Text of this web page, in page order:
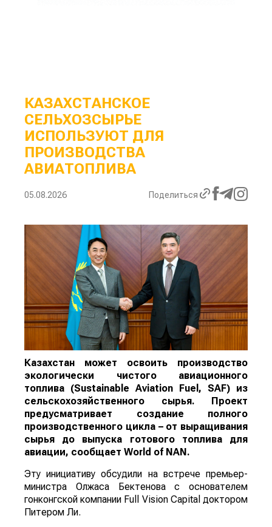
КАЗАХСТАНСКОЕ
СЕЛЬХОЗСЫРЬЕ
ИСПОЛЬЗУЮТ ДЛЯ
ПРОИЗВОДСТВА
АВИАТОПЛИВА
05.08.2026 Поделиться
Казахстан может освоить производство
экологически чистого авиационного
топлива (Sustainable Aviation Fuel, SAF) из
сельскохозяйственного сырья. Проект
предусматривает создание полного
производственного цикла – от выращивания
сырья до выпуска готового топлива для
авиации, сообщает World of NAN.
Эту инициативу обсудили на встрече премьер-
министра Олжаса Бектенова с основателем
гонконгской компании Full Vision Capital доктором
Питером Ли.